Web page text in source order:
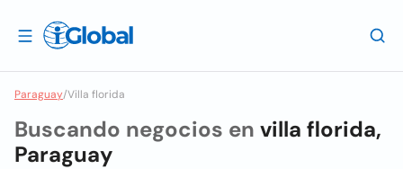
Paraguay/Villa florida
Buscando negocios en villa florida,
Paraguay